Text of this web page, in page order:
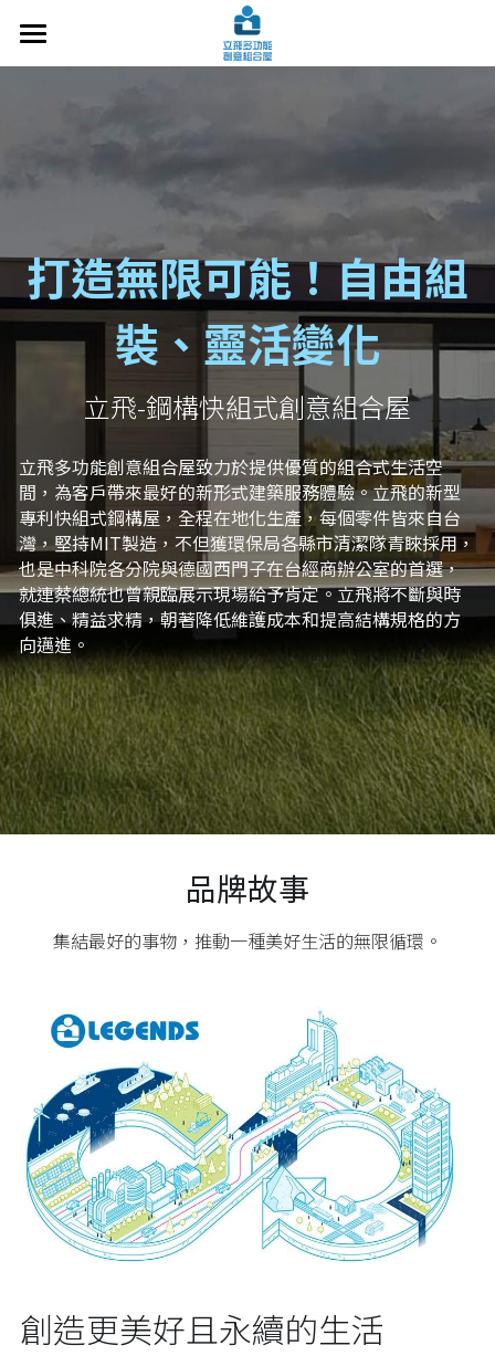
關於立飛
施工技術
洽談諮詢
最新文章
打造無限可能！自由組
裝、靈活變化
立飛-鋼構快組式創意組合屋
立飛多功能創意組合屋致力於提供優質的組合式生活空
間，為客戶帶來最好的新形式建築服務體驗。立飛的新型
專利快組式鋼構屋，全程在地化生產，每個零件皆來自台
灣，堅持MIT製造，不但獲環保局各縣市清潔隊青睞採用，
也是中科院各分院與德國西門子在台經商辦公室的首選，
就連蔡總統也曾親臨展示現場給予肯定。立飛將不斷與時
俱進、精益求精，朝著降低維護成本和提高結構規格的方
向邁進。
品牌故事
集結最好的事物，推動一種美好生活的無限循環。
創造更美好且永續的生活
部落格分類